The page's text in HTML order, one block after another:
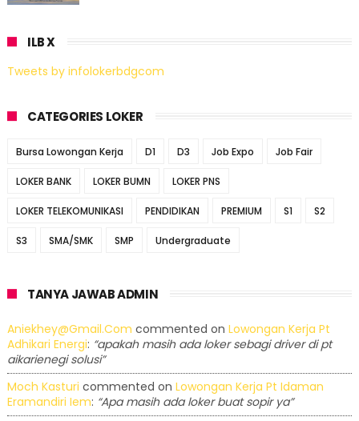
ILB X
Tweets by infolokerbdgcom
CATEGORIES LOKER
Bursa Lowongan Kerja D1 D3 Job Expo Job Fair
LOKER BANK LOKER BUMN LOKER PNS
LOKER TELEKOMUNIKASI PENDIDIKAN PREMIUM S1 S2
S3 SMA/SMK SMP Undergraduate
TANYA JAWAB ADMIN
Aniekhey@gmail.com commented on Lowongan Kerja Pt
Adhikari Energi: “apakah masih ada loker sebagi driver di pt
aikarienegi solusi”
Moch Kasturi commented on Lowongan Kerja Pt Idaman
Eramandiri Iem: “Apa masih ada loker buat sopir ya”